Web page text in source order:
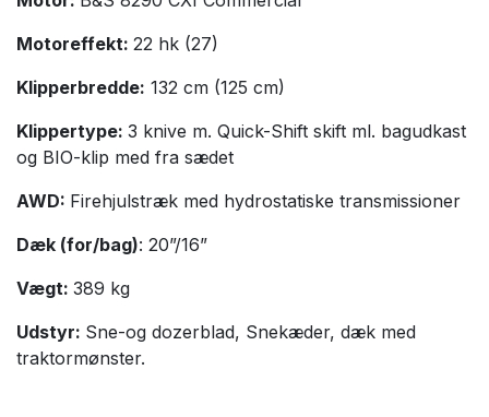
Motoreffekt: 22 hk (27)
Klipperbredde: 132 cm (125 cm)
Klippertype: 3 knive m. Quick-Shift skift ml. bagudkast
og BIO-klip med fra sædet
AWD: Firehjulstræk med hydrostatiske transmissioner
Dæk (for/bag): 20”/16”
Vægt: 389 kg
Udstyr: Sne-og dozerblad, Snekæder, dæk med
traktormønster.